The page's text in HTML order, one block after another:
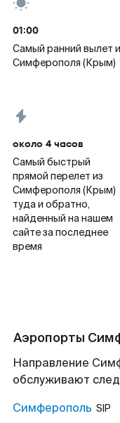
01:00
Самый ранний вылет
Симферополя (Крым)
около 4 часов
Самый быстрый
прямой перелет из
Симферополя (Крым)
туда и обратно,
найденный на нашем
сайте за последнее
время
Аэропорты
Направление
обслуживают
Симферополь SIP